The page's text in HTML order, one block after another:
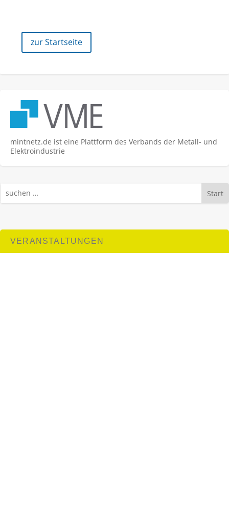
zur Startseite
mintnetz.de ist eine Plattform des Verbands der Metall- und
Elektroindustrie
Start
VERANSTALTUNGEN